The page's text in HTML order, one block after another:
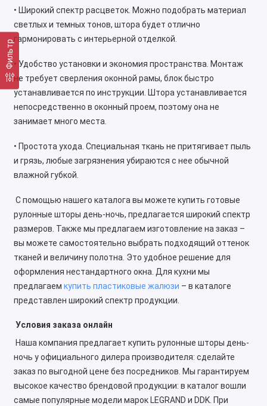
Фильтр
• Широкий спектр расцветок. Можно подобрать материал
светлых и темных тонов, штора будет отлично
гармонировать с интерьерной отделкой.
• Удобство установки и экономия пространства. Монтаж
не требует сверления оконной рамы, блок быстро
устанавливается по инструкции. Штора устанавливается
непосредственно в оконный проем, поэтому она не
занимает много места.
• Простота ухода. Специальная ткань не притягивает пыль
и грязь, любые загрязнения убираются с нее обычной
влажной губкой.
С помощью нашего каталога вы можете купить готовые
рулонные шторы день-ночь, предлагается широкий спектр
размеров. Также мы предлагаем изготовление на заказ –
вы можете самостоятельно выбрать подходящий оттенок
тканей и величину полотна. Это удобное решение для
оформления нестандартного окна. Для кухни мы
предлагаем купить пластиковые жалюзи – в каталоге
представлен широкий спектр продукции.
Условия заказа онлайн
Наша компания предлагает купить рулонные шторы день-
ночь у официального дилера производителя: сделайте
заказ по выгодной цене без посредников. Мы гарантируем
высокое качество брендовой продукции: в каталог вошли
самые популярные модели марок LEGRAND и DDK. При